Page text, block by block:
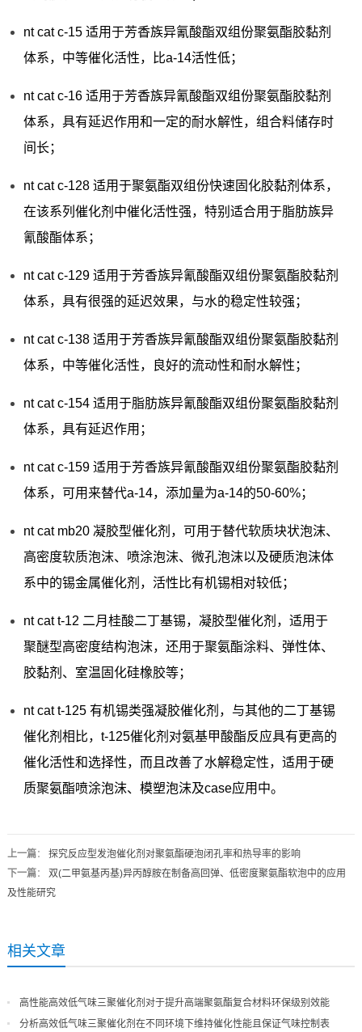
nt cat c-15 适用于芳香族异氰酸酯双组份聚氨酯胶黏剂
体系，中等催化活性，比a-14活性低；
nt cat c-16 适用于芳香族异氰酸酯双组份聚氨酯胶黏剂
体系，具有延迟作用和一定的耐水解性，组合料储存时
间长；
nt cat c-128 适用于聚氨酯双组份快速固化胶黏剂体系，
在该系列催化剂中催化活性强，特别适合用于脂肪族异
氰酸酯体系；
nt cat c-129 适用于芳香族异氰酸酯双组份聚氨酯胶黏剂
体系，具有很强的延迟效果，与水的稳定性较强；
nt cat c-138 适用于芳香族异氰酸酯双组份聚氨酯胶黏剂
体系，中等催化活性，良好的流动性和耐水解性；
nt cat c-154 适用于脂肪族异氰酸酯双组份聚氨酯胶黏剂
体系，具有延迟作用；
nt cat c-159 适用于芳香族异氰酸酯双组份聚氨酯胶黏剂
体系，可用来替代a-14，添加量为a-14的50-60%；
nt cat mb20 凝胶型催化剂，可用于替代软质块状泡沫、
高密度软质泡沫、喷涂泡沫、微孔泡沫以及硬质泡沫体
系中的锡金属催化剂，活性比有机锡相对较低；
nt cat t-12 二月桂酸二丁基锡，凝胶型催化剂，适用于
聚醚型高密度结构泡沫，还用于聚氨酯涂料、弹性体、
胶黏剂、室温固化硅橡胶等；
nt cat t-125 有机锡类强凝胶催化剂，与其他的二丁基锡
催化剂相比，t-125催化剂对氨基甲酸酯反应具有更高的
催化活性和选择性，而且改善了水解稳定性，适用于硬
质聚氨酯喷涂泡沫、模塑泡沫及case应用中。
上一篇： 探究反应型发泡催化剂对聚氨酯硬泡闭孔率和热导率的影响
下一篇： 双(二甲氨基丙基)异丙醇胺在制备高回弹、低密度聚氨酯软泡中的应用
及性能研究
相关文章
高性能高效低气味三聚催化剂对于提升高端聚氨酯复合材料环保级别效能
分析高效低气味三聚催化剂在不同环境下维持催化性能且保证气味控制表